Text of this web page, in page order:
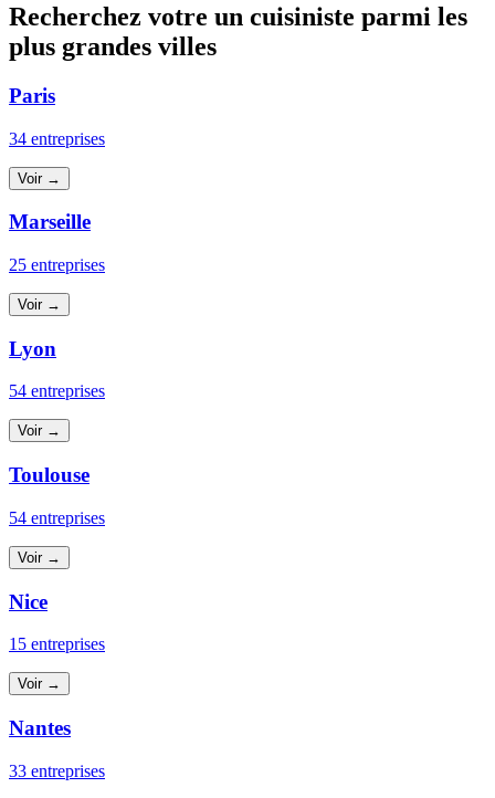
Recherchez votre un cuisiniste parmi les
plus grandes villes
Paris
34 entreprises
Voir →
Marseille
25 entreprises
Voir →
Lyon
54 entreprises
Voir →
Toulouse
54 entreprises
Voir →
Nice
15 entreprises
Voir →
Nantes
33 entreprises